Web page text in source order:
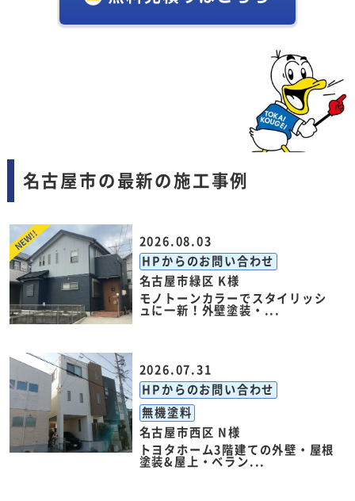
名古屋市の最新の施工事例
2026.08.03
HPからのお問い合わせ
名古屋市緑区 K様
モノトーンカラーでスタイリッシ
ュに一新！外壁塗装・...
2026.07.31
HPからのお問い合わせ
無機塗料
名古屋市西区 N様
トヨタホーム3階建ての外壁・屋根
塗装&屋上・ベラン...